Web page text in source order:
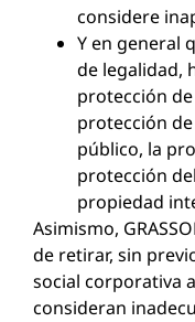
considere
Y en general
de legalidad,
protección
protección
público, la
protección
propiedad
Asimismo,
de retirar, sin
social corporativa
consideran